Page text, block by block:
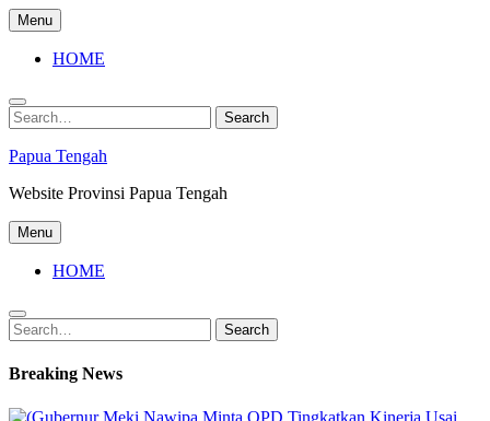
Skip
to
content
Menu
HOME
Search
for:
Search
Papua Tengah
Website Provinsi Papua Tengah
Menu
HOME
Search
for:
Search
Breaking News